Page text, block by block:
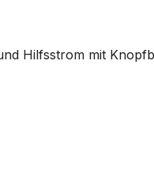
Hilfsstrom mit